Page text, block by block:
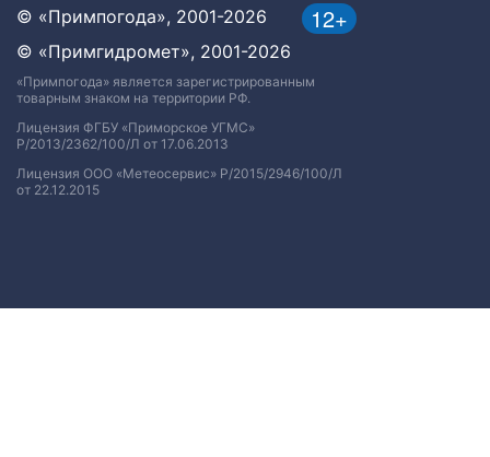
12+
© «Примпогода», 2001-2026
© «Примгидромет», 2001-2026
«Примпогода» является зарегистрированным
товарным знаком на территории РФ.
Лицензия ФГБУ «Приморское УГМС»
Р/2013/2362/100/Л от 17.06.2013
Лицензия ООО «Метеосервис» Р/2015/2946/100/Л
от 22.12.2015